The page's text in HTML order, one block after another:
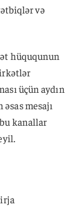
və
hüququnun
üçün aydın
mesajı
kanallar